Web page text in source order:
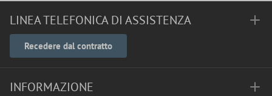
LINEA TELEFONICA DI ASSISTENZA
Recedere dal contratto
INFORMAZIONE